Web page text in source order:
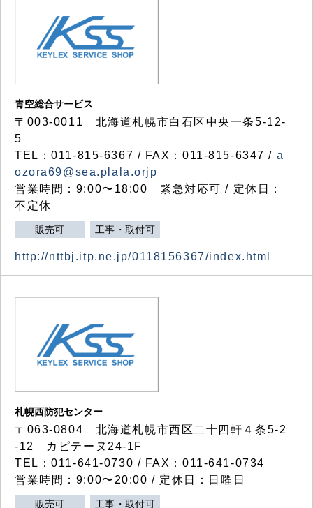
青空総合サービス
〒003-0011 北海道札幌市白石区中央一条5-12-
5
TEL：011-815-6367 / FAX：011-815-6347 / a
ozora69@sea.plala.orjp
営業時間：9:00〜18:00 緊急対応可 / 定休日：
不定休
販売可 工事・取付可
http://nttbj.itp.ne.jp/0118156367/index.html
札幌西防犯センター
〒063-0804 北海道札幌市西区二十四軒４条5-2
-12 カピテーヌ24-1F
TEL：011-641-0730 / FAX：011-641-0734
営業時間：9:00〜20:00 / 定休日：日曜日
販売可 工事・取付可